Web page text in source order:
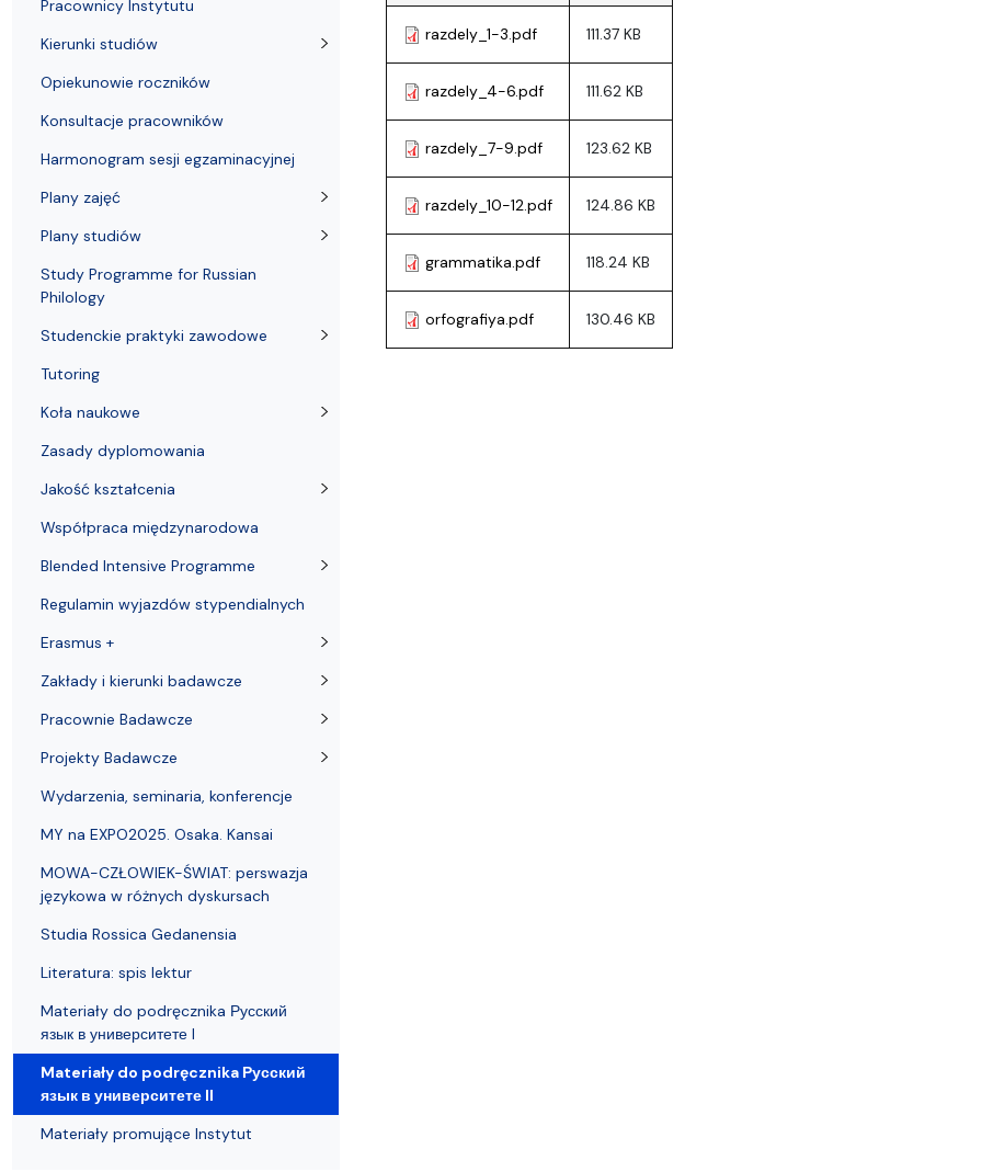
razdely_1-3.pdf 111.37 KB
razdely_4-6.pdf 111.62 KB
razdely_7-9.pdf 123.62 KB
razdely_10-12.pdf 124.86 KB
grammatika.pdf 118.24 KB
orfografiya.pdf 130.46 KB
Pracownicy Instytutu
Kierunki studiów
Opiekunowie roczników
Konsultacje pracowników
Harmonogram sesji egzaminacyjnej
Plany zajęć
Plany studiów
Study Programme for Russian
Philology
Studenckie praktyki zawodowe
Tutoring
Koła naukowe
Zasady dyplomowania
Jakość kształcenia
Współpraca międzynarodowa
Blended Intensive Programme
Regulamin wyjazdów stypendialnych
Erasmus +
Zakłady i kierunki badawcze
Pracownie Badawcze
Projekty Badawcze
Wydarzenia, seminaria, konferencje
MY na EXPO2025. Osaka. Kansai
MOWA-CZŁOWIEK-ŚWIAT: perswazja
językowa w różnych dyskursach
Studia Rossica Gedanensia
Literatura: spis lektur
Materiały do podręcznika Русский
язык в университете I
Materiały do podręcznika Русский
язык в университете II
Materiały promujące Instytut